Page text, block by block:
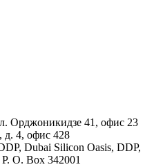
Орджоникидзе 41, офис 23
д. 4, офис 428
Dubai Silicon Oasis, DDP,
O. Box 342001